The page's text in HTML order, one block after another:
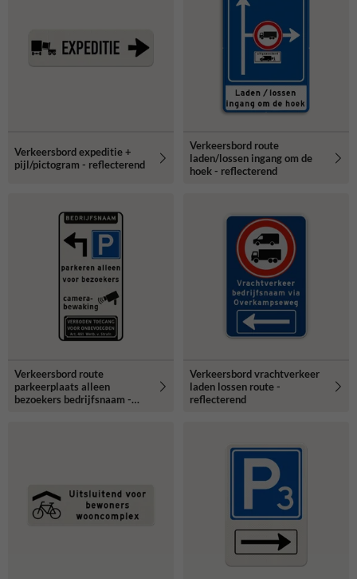
Verkeersbord expeditie +
pijl/pictogram - reflecterend
Verkeersbord route
laden/lossen ingang om de
hoek - reflecterend
Verkeersbord route
parkeerplaats alleen
bezoekers bedrijfsnaam -
Verkeersbord vrachtverkeer
laden lossen route -
reflecterend